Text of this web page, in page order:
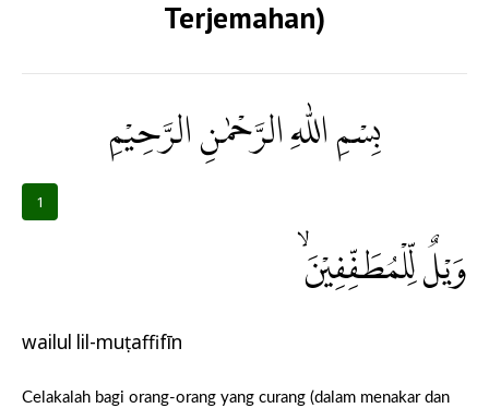
Terjemahan)
بِسْمِ اللّٰهِ الرَّحْمٰنِ الرَّحِيْمِ
1
وَيْلٌ لِّلْمُطَفِّفِيْنَۙ
wailul lil-muṭaffifīn
Celakalah bagi orang-orang yang curang (dalam menakar dan